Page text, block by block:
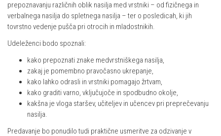
prepoznavanju različnih oblik nasilja med vrstniki – od fizičnega in
verbalnega nasilja do spletnega nasilja – ter o posledicah, ki jih
tovrstno vedenje pušča pri otrocih in mladostnikih.
Udeleženci bodo spoznali:
kako prepoznati znake medvrstniškega nasilja,
zakaj je pomembno pravočasno ukrepanje,
kako lahko odrasli in vrstniki pomagajo žrtvam,
kako graditi varno, vključujoče in spodbudno okolje,
kakšna je vloga staršev, učiteljev in učencev pri preprečevanju
nasilja.
Predavanje bo ponudilo tudi praktične usmeritve za odzivanje v